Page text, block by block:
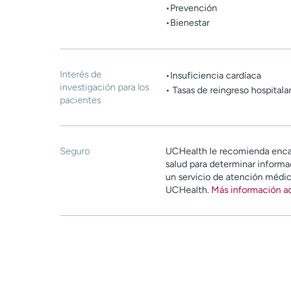
•Prevención
•Bienestar
Interés de
investigación para los
pacientes
•Insuficiencia cardíaca
• Tasas de reingreso
Seguro
UCHealth le recomienda
salud para determinar
un servicio de atención
UCHealth. Más información